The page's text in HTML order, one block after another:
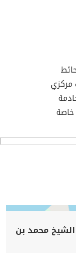
على فناء
جزيرة، أسطح
11, مدينة الشيخ محمد بن